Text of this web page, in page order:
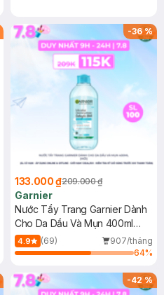
-36%
133.000 ₫209.000 ₫
Garnier
Nước Tẩy Trang Garnier Dành
Cho Da Dầu Và Mụn 400ml
(Mới)
4.9 (69)
907/tháng
64%
-42%